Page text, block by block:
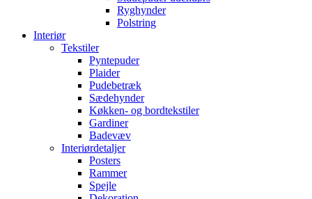
Ryghynder
Polstring
Interiør
Tekstiler
Pyntepuder
Plaider
Pudebetræk
Sædehynder
Køkken- og bordtekstiler
Gardiner
Badevæv
Interiørdetaljer
Posters
Rammer
Spejle